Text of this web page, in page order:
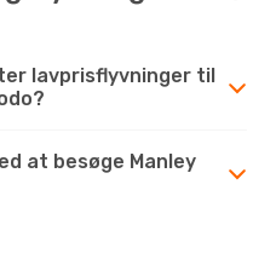
lavprisflyvninger til
at besøge Manley